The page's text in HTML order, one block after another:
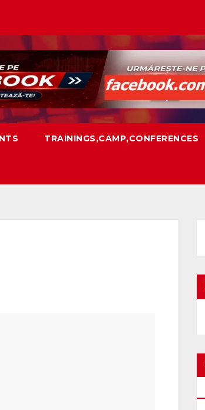
TRAININGS,CAMP,CONFERENCES